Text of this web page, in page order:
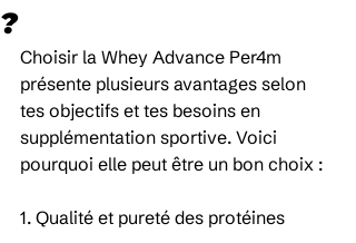
?
Choisir la Whey Advance Per4m
présente plusieurs avantages selon
tes objectifs et tes besoins en
supplémentation sportive. Voici
pourquoi elle peut être un bon choix :
1. Qualité et pureté des protéines